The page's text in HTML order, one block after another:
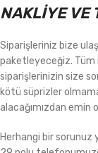
NAKLİYE VE
Siparişleriniz bize
paketleyeceğiz.
siparişlerinizin size
kötü süprizler
alacağımızdan emin
Herhangi bir